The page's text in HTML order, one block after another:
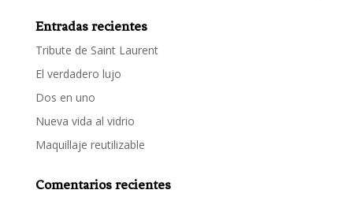
Entradas recientes
Tribute de Saint Laurent
El verdadero lujo
Dos en uno
Nueva vida al vidrio
Maquillaje reutilizable
Comentarios recientes